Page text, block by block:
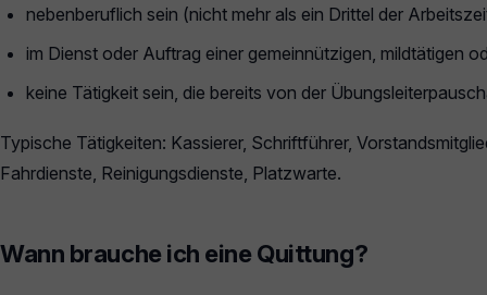
nebenberuflich sein (nicht mehr als ein Drittel der
im Dienst oder Auftrag einer gemeinnützigen, mildtätigen
keine Tätigkeit sein, die bereits von der
Typische Tätigkeiten: Kassierer, Schriftführer,
Fahrdienste, Reinigungsdienste, Platzwarte.
Wann brauche ich eine Quittung?